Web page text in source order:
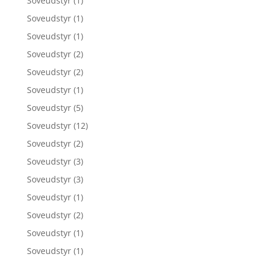
Soveudstyr (1)
Soveudstyr (1)
Soveudstyr (2)
Soveudstyr (2)
Soveudstyr (1)
Soveudstyr (5)
Soveudstyr (12)
Soveudstyr (2)
Soveudstyr (3)
Soveudstyr (3)
Soveudstyr (1)
Soveudstyr (2)
Soveudstyr (1)
Soveudstyr (1)